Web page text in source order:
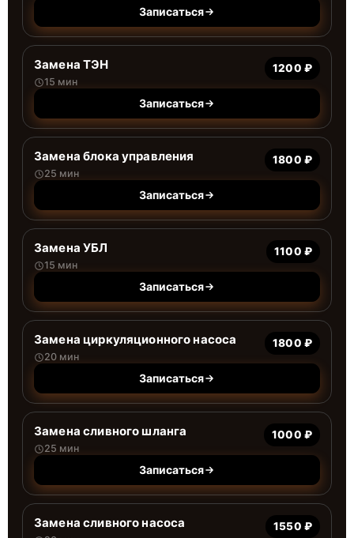
Записаться
Замена ТЭН
15 мин
1200 ₽
Записаться
Замена блока управления
25 мин
1800 ₽
Записаться
Замена УБЛ
15 мин
1100 ₽
Записаться
Замена циркуляционного насоса
20 мин
1800 ₽
Записаться
Замена сливного шланга
25 мин
1000 ₽
Записаться
Замена сливного насоса 1550 ₽